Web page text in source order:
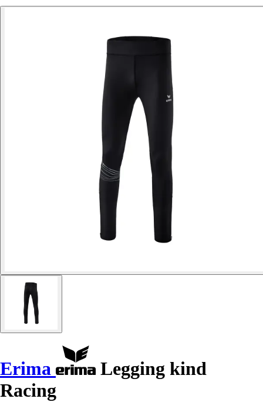
Erima
Legging kind
Racing